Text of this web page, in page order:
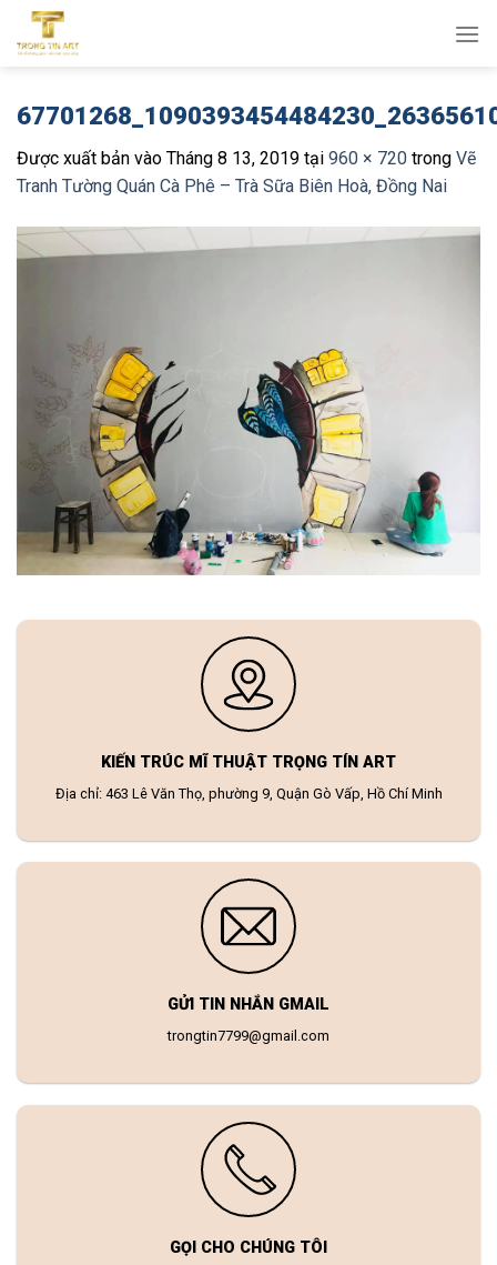
qua
Được xuất bản vào Tháng 8 13, 2019 tại 960 × 720 trong Vẽ
Tranh Tường Quán Cà Phê – Trà Sữa Biên Hoà, Đồng Nai
KIẾN TRÚC MĨ THUẬT TRỌNG TÍN ART
Địa chỉ: 463 Lê Văn Thọ, phường 9, Quận Gò Vấp, Hồ Chí Minh
GỬI TIN NHẮN GMAIL
trongtin7799@gmail.com
GỌI CHO CHÚNG TÔI